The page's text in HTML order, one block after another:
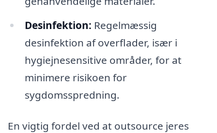
Desinfektion: Regelmæssig
desinfektion af overflader, især i
hygiejnesensitive områder, for at
minimere risikoen for
sygdomsspredning.
En vigtig fordel ved at outsource jeres